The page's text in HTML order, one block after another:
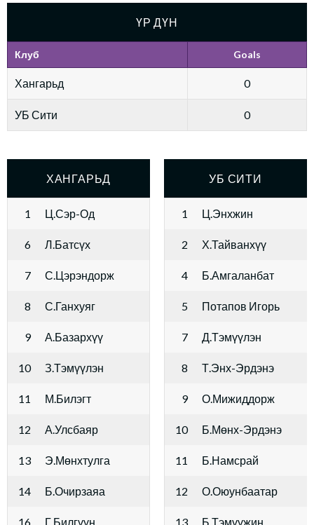
ҮР ДҮН
Клуб Goals
Хангарьд 0
УБ Сити 0
ХАНГАРЬД
1 Ц.Сэр-Од
6 Л.Батсүх
7 С.Цэрэндорж
8 С.Ганхуяг
9 А.Базархүү
10 З.Тэмүүлэн
11 М.Билэгт
12 А.Улсбаяр
13 Э.Мөнхтулга
14 Б.Очирзаяа
16 Г.Билгүүн
УБ СИТИ
1 Ц.Энхжин
2 Х.Тайванхүү
4 Б.Амгаланбат
5 Потапов Игорь
7 Д.Тэмүүлэн
8 Т.Энх-Эрдэнэ
9 О.Мижиддорж
10 Б.Мөнх-Эрдэнэ
11 Б.Намсрай
12 О.Оюунбаатар
13 Б.Тэмүүжин